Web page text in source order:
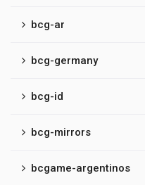
bcg-ar
bcg-germany
bcg-id
bcg-mirrors
bcgame-argentinos